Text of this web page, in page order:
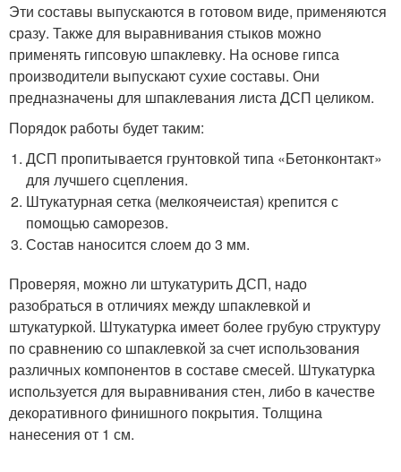
Эти составы выпускаются в готовом виде, применяются
сразу. Также для выравнивания стыков можно
применять гипсовую шпаклевку. На основе гипса
производители выпускают сухие составы. Они
предназначены для шпаклевания листа ДСП целиком.
Порядок работы будет таким:
ДСП пропитывается грунтовкой типа «Бетонконтакт»
для лучшего сцепления.
Штукатурная сетка (мелкоячеистая) крепится с
помощью саморезов.
Состав наносится слоем до 3 мм.
Проверяя, можно ли штукатурить ДСП, надо
разобраться в отличиях между шпаклевкой и
штукатуркой. Штукатурка имеет более грубую структуру
по сравнению со шпаклевкой за счет использования
различных компонентов в составе смесей. Штукатурка
используется для выравнивания стен, либо в качестве
декоративного финишного покрытия. Толщина
нанесения от 1 см.